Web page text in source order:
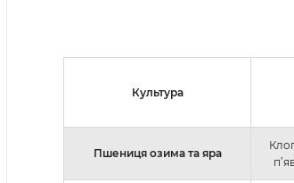
Культура
Пшениця озима та яра